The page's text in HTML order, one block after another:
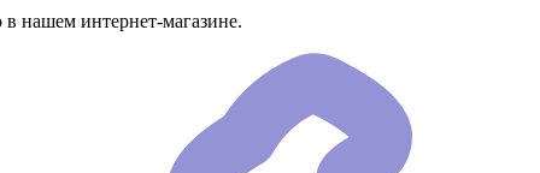
нашем интернет-магазине.